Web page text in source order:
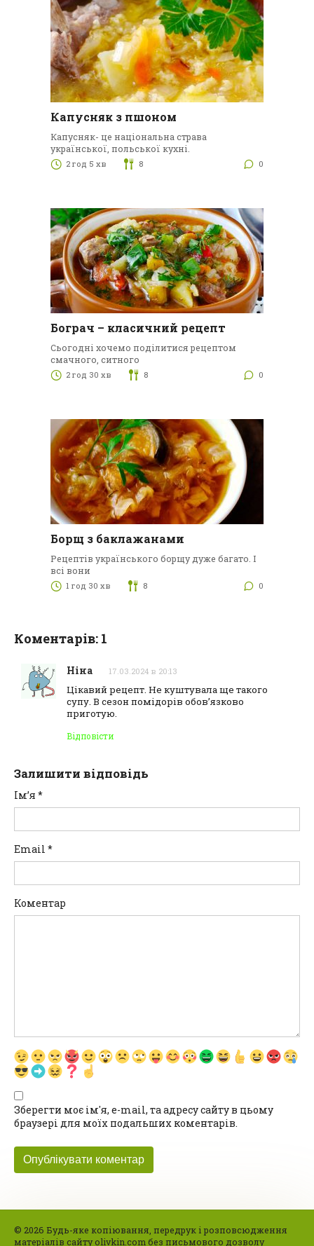
Капусняк з пшоном
Капусняк- це національна страва
української, польської кухні.
2 год 5 хв 8 0
Бограч – класичний рецепт
Сьогодні хочемо поділитися рецептом
смачного, ситного
2 год 30 хв 8 0
Борщ з баклажанами
Рецептів українського борщу дуже багато. І
всі вони
1 год 30 хв 8 0
Коментарів: 1
Ніна 17.03.2024 в 20:13
Цікавий рецепт. Не куштувала ще такого
супу. В сезон помідорів обов’язково
приготую.
Відповіcти
Залишити відповідь
Ім’я *
Email *
Коментар
Зберегти моє ім'я, e-mail, та адресу сайту в цьому
браузері для моїх подальших коментарів.
© 2026 Будь-яке копіювання, передрук і розповсюдження
матеріалів сайту olivkin.com без письмового дозволу